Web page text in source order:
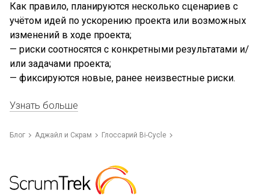
Как правило, планируются несколько сценариев с
учётом идей по ускорению проекта или возможных
изменений в ходе проекта;
— риски соотносятся с конкретными результатами и/
или задачами проекта;
— фиксируются новые, ранее неизвестные риски.
Узнать больше
Блог Аджайл и Скрам Глоссарий Bi-Cycle